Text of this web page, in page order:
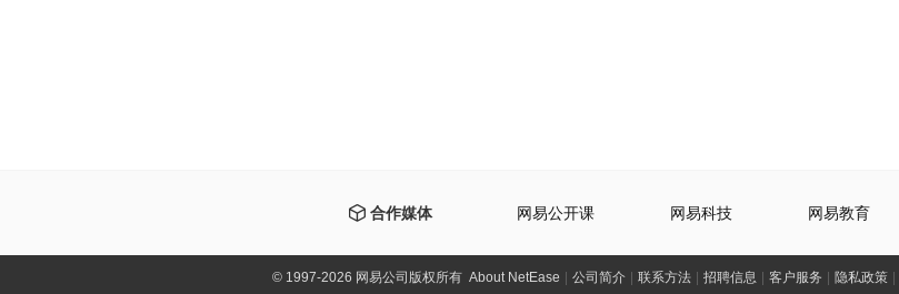
合作媒体 网易公开课 网易科技 网易教育
©1997-2026 网易公司版权所有 About NetEase 公司简介 联系方法 招聘信息 客户服务 隐私政策